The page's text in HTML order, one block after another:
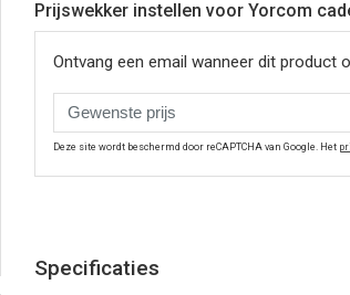
Prijswekker instellen voor Yorcom
Ontvang een email wanneer dit product
Deze site wordt beschermd door reCAPTCHA van Google. Het
Specificaties